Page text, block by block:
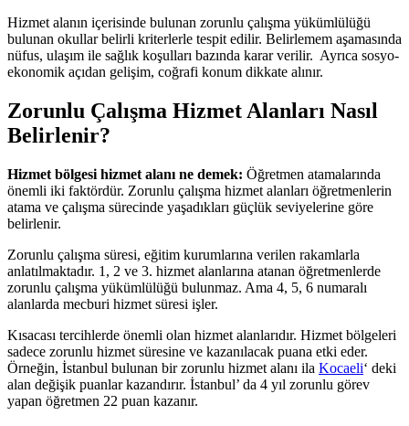
Hizmet alanın içerisinde bulunan zorunlu çalışma yükümlülüğü
bulunan okullar belirli kriterlerle tespit edilir. Belirlemem aşamasında
nüfus, ulaşım ile sağlık koşulları bazında karar verilir. Ayrıca sosyo-
ekonomik açıdan gelişim, coğrafi konum dikkate alınır.
Zorunlu Çalışma Hizmet Alanları Nasıl
Belirlenir?
Hizmet bölgesi hizmet alanı ne demek: Öğretmen atamalarında
önemli iki faktördür. Zorunlu çalışma hizmet alanları öğretmenlerin
atama ve çalışma sürecinde yaşadıkları güçlük seviyelerine göre
belirlenir.
Zorunlu çalışma süresi, eğitim kurumlarına verilen rakamlarla
anlatılmaktadır. 1, 2 ve 3. hizmet alanlarına atanan öğretmenlerde
zorunlu çalışma yükümlülüğü bulunmaz. Ama 4, 5, 6 numaralı
alanlarda mecburi hizmet süresi işler.
Kısacası tercihlerde önemli olan hizmet alanlarıdır. Hizmet bölgeleri
sadece zorunlu hizmet süresine ve kazanılacak puana etki eder.
Örneğin, İstanbul bulunan bir zorunlu hizmet alanı ila Kocaeli‘ deki
alan değişik puanlar kazandırır. İstanbul’ da 4 yıl zorunlu görev
yapan öğretmen 22 puan kazanır.